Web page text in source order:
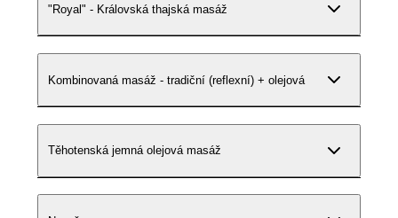
"Royal" - Královská thajská masáž
Kombinovaná masáž - tradiční (reflexní) + olejová
Těhotenská jemná olejová masáž